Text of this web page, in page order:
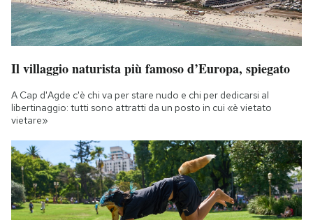
Il villaggio naturista più famoso d’Europa, spiegato
A Cap d'Agde c'è chi va per stare nudo e chi per dedicarsi al
libertinaggio: tutti sono attratti da un posto in cui «è vietato
vietare»